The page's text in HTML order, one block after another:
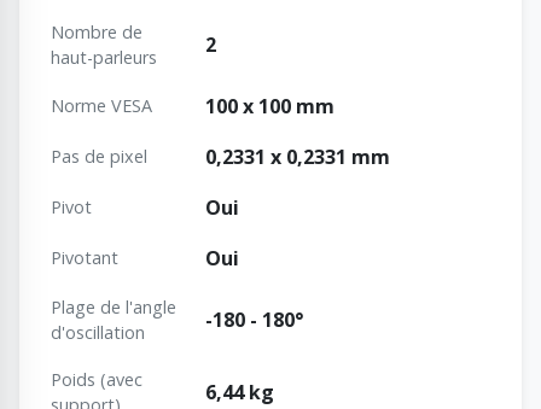
Nombre de
haut-parleurs
2
Norme VESA 100 x 100 mm
Pas de pixel 0,2331 x 0,2331 mm
Pivot Oui
Pivotant Oui
Plage de l'angle
d'oscillation
-180 - 180°
Poids (avec
6,44 kg